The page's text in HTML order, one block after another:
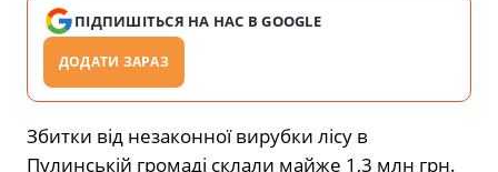
ПІДПИШІТЬСЯ НА НАС В GOOGLE
ДОДАТИ ЗАРАЗ
Збитки від незаконної вирубки лісу в
Пулинській громаді склали майже 1,3 млн грн.